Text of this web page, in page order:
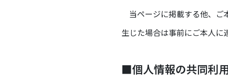
当ページに掲載する他、ご
生じた場合は事前にご本人に
■個人情報の共同利